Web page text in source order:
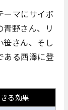
ーマにサイボ
野さん、リ
笹さん、そし
ある西澤に登
る効果